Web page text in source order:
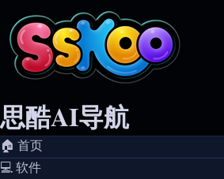
思酷AI导航
🏠️ 首页
💻️ 软件